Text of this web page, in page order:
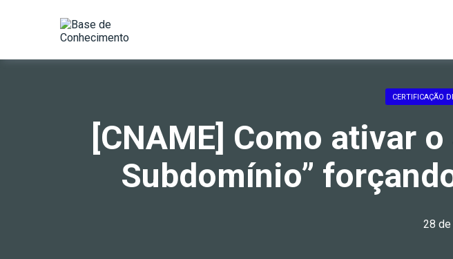
CERTIFICAÇÃO
[CNAME] Como ativar
Subdomínio”
28 de